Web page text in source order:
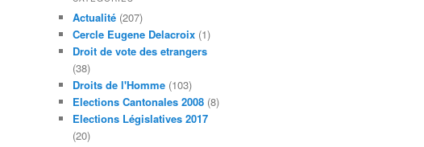
Actualité (207)
Cercle Eugene Delacroix (1)
Droit de vote des etrangers
(38)
Droits de l'Homme (103)
Elections Cantonales 2008 (8)
Elections Législatives 2017
(20)